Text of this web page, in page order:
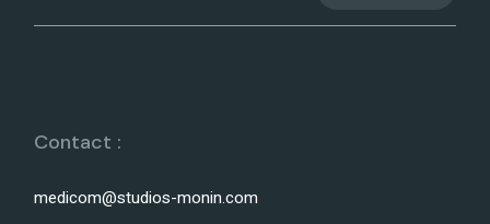
Contact :
medicom@studios-monin.com